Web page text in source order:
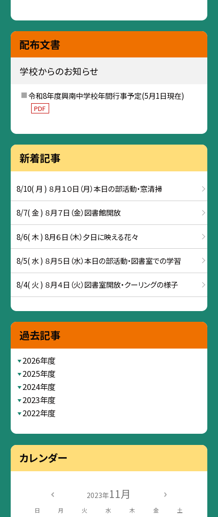
配布文書
学校からのお知らせ
令和8年度興南中学校年間行事予定(5月1日現在)
PDF
新着記事
8/10( 月 ) ８月１０日（月）本日の部活動・窓清掃
8/7( 金 ) ８月７日（金）図書館開放
8/6( 木 ) 8月６日（木）夕日に映える花々
8/5( 水 ) ８月５日（水）本日の部活動・図書室での学習
8/4( 火 ) ８月４日（火）図書室開放・クーリングの様子
過去記事
2026年度
2025年度
2024年度
2023年度
2022年度
カレンダー
2023年11月
日 月 火 水 木 金 土